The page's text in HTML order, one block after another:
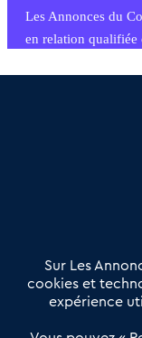
Les Annonces du
en relation qualifiée
commercial et les
Offres Pro
Actualités
Qui sommes nous ?
Derniers articles
Sur Les
cookies et
expérience